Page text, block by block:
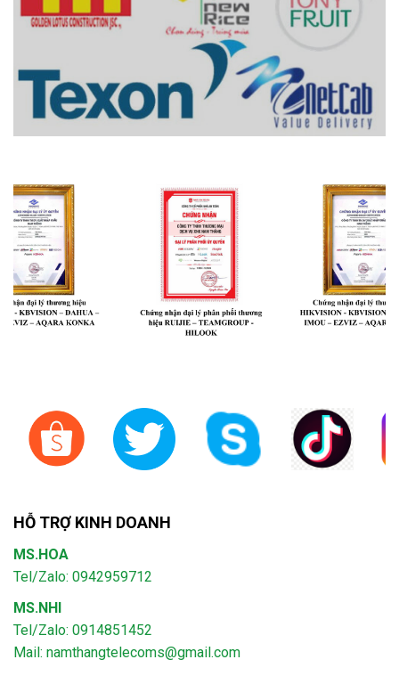
HỖ TRỢ KINH DOANH
MS.HOA
Tel/Zalo: 0942959712
MS.NHI
Tel/Zalo: 0914851452
Mail: namthangtelecoms@gmail.com